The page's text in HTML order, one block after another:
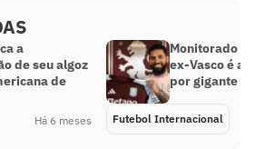
a
de seu algoz
de
Há 6 meses
Monitorado
ex-Vasco é
por gigante
Futebol Internacional